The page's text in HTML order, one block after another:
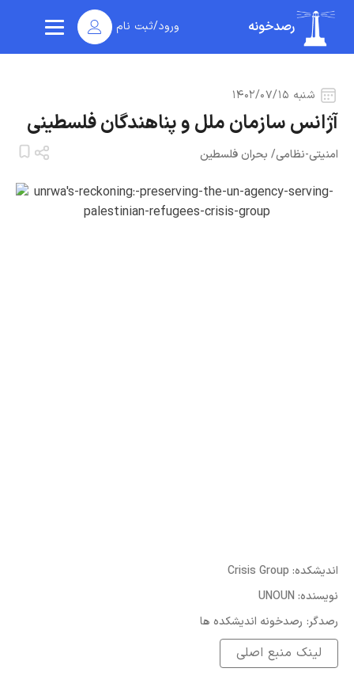
ورود/ثبت نام رصدخونه
شنبه ۱۴۰۲/۰۷/۱۵
آژانس سازمان ملل و پناهندگان فلسطینی
امنیتی-نظامی/ بحران فلسطین
Crisis Group :اندیشکده
UNOUN :نویسنده
رصدخونه اندیشکده ها :رصدگر
لینک منبع اصلی